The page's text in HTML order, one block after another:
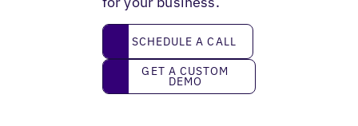
Schedule a call
SCHEDULE A CALL
Get a custom demo
GET A CUSTOM
DEMO